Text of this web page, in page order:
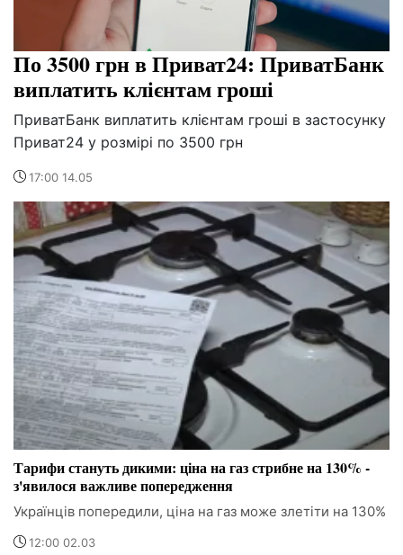
По 3500 грн в Приват24: ПриватБанк
виплатить клієнтам гроші
ПриватБанк виплатить клієнтам гроші в застосунку
Приват24 у розмірі по 3500 грн
17:00 14.05
Тарифи стануть дикими: ціна на газ стрибне на 130% -
з'явилося важливе попередження
Українців попередили, ціна на газ може злетіти на 130%
12:00 02.03